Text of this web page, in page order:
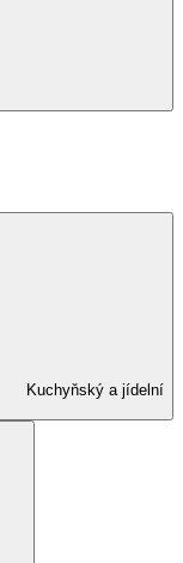
Kuchyňský a jídelní